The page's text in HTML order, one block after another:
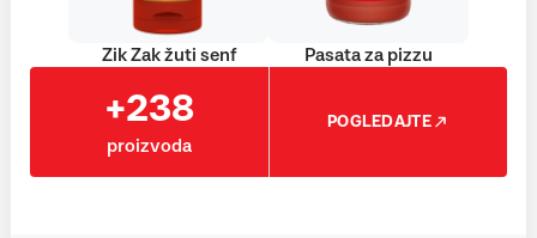
Zik Zak žuti senf Pasata za pizzu
+238
proizvoda
POGLEDAJTE